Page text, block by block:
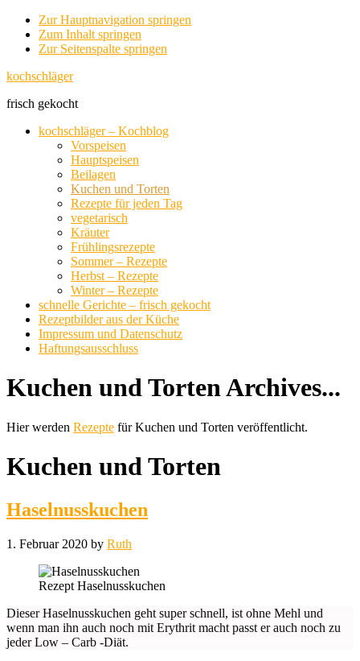
Zur Hauptnavigation springen
Zum Inhalt springen
Zur Seitenspalte springen
kochschläger
frisch gekocht
kochschläger – Kochblog
Vorspeisen
Hauptspeisen
Beilagen
Kuchen und Torten
Rezepte für jeden Tag
vegetarisch
Kräuter
Frühlingsrezepte
Sommer – Rezepte
Herbst – Rezepte
Winter – Rezepte
schnelle Gerichte – frisch gekocht
Rezeptbilder aus der Küche
Impressum und Datenschutz
Haftungsausschluss
Kuchen und Torten Archives...
Hier werden Rezepte für Kuchen und Torten veröffentlicht.
Kuchen und Torten
Haselnusskuchen
1. Februar 2020 by Ruth
Rezept Haselnusskuchen
Dieser Haselnusskuchen geht super schnell, ist ohne Mehl und
wenn man ihn auch noch mit Erythrit macht passt er auch noch zu
jeder Low – Carb -Diät.